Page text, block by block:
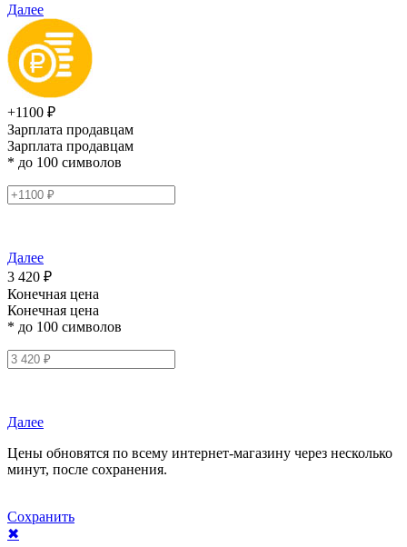
Далее
+1100 ₽
Зарплата продавцам
Зарплата продавцам
* до 100 символов
Далее
3 420 ₽
Конечная цена
Конечная цена
* до 100 символов
Далее
Цены обновятся по всему интернет-магазину через несколько
минут, после сохранения.
Сохранить
✖